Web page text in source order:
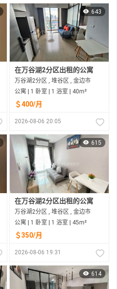
643
在万谷湖2分区出租的公寓
万谷湖2分区 , 堆谷区 , 金边市
公寓 | 1 卧室 | 1 浴室 | 40m²
＄400/月
2026-08-06 20:05
615
在万谷湖2分区出租的公寓
万谷湖2分区 , 堆谷区 , 金边市
公寓 | 1 卧室 | 1 浴室 | 45m²
＄350/月
2026-08-06 19:31
614